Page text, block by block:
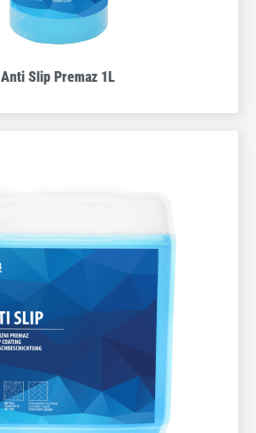
Anti Slip Premaz 1L